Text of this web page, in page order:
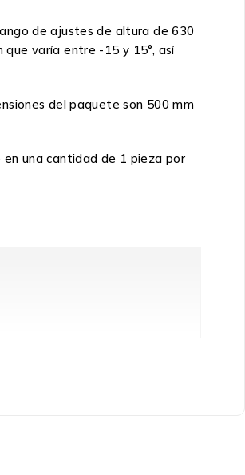
de ajustes de altura de 630
que varía entre -15 y 15°, así
del paquete son 500 mm
una cantidad de 1 pieza por